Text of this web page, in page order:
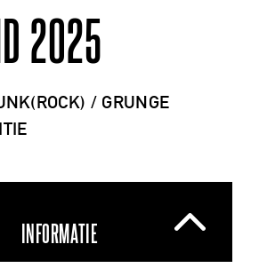
2025
/ GRUNGE
INFORMATIE